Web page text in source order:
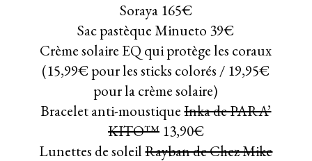
Soraya 165€
Sac pastèque Minueto 39€
Crème solaire EQ qui protège les coraux
(15,99€ pour les sticks colorés / 19,95€
pour la crème solaire)
Bracelet anti-moustiqueInka dePARA’
KITO™13,90€
Lunettes de soleilRayban de Chez Mike